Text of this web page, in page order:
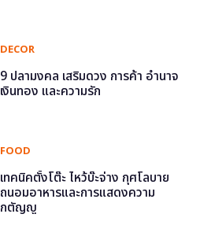
DECOR
9 ปลามงคล เสริมดวง การค้า อำนาจ
เงินทอง และความรัก
FOOD
เทคนิคตั้งโต๊ะ ไหว้บ๊ะจ่าง กุศโลบาย
ถนอมอาหารและการแสดงความ
กตัญญู